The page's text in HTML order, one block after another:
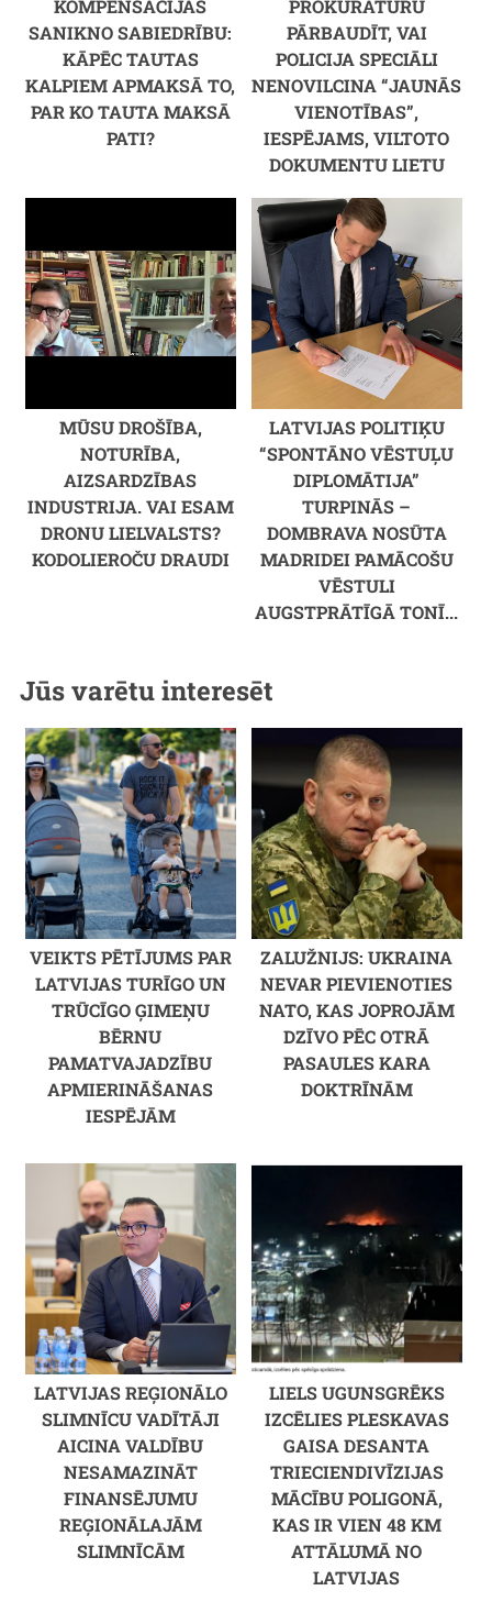
KOMPENSĀCIJAS
SANIKNO SABIEDRĪBU:
KĀPĒC TAUTAS
KALPIEM APMAKSĀ TO,
PAR KO TAUTA MAKSĀ
PATI?
PROKURATŪRU
PĀRBAUDĪT, VAI
POLICIJA SPECIĀLI
NENOVILCINA “JAUNĀS
VIENOTĪBAS”,
IESPĒJAMS, VILTOTO
DOKUMENTU LIETU
MŪSU DROŠĪBA,
NOTURĪBA,
AIZSARDZĪBAS
INDUSTRIJA. VAI ESAM
DRONU LIELVALSTS?
KODOLIEROČU DRAUDI
LATVIJAS POLITIĶU
“SPONTĀNO VĒSTUĻU
DIPLOMĀTIJA”
TURPINĀS –
DOMBRAVA NOSŪTA
MADRIDEI PAMĀCOŠU
VĒSTULI
AUGSTPRĀTĪGĀ TONĪ...
Jūs varētu interesēt
VEIKTS PĒTĪJUMS PAR
LATVIJAS TURĪGO UN
TRŪCĪGO ĢIMEŅU
BĒRNU
PAMATVAJADZĪBU
APMIERINĀŠANAS
IESPĒJĀM
ZALUŽNIJS: UKRAINA
NEVAR PIEVIENOTIES
NATO, KAS JOPROJĀM
DZĪVO PĒC OTRĀ
PASAULES KARA
DOKTRĪNĀM
LATVIJAS REĢIONĀLO
SLIMNĪCU VADĪTĀJI
AICINA VALDĪBU
NESAMAZINĀT
FINANSĒJUMU
REĢIONĀLAJĀM
SLIMNĪCĀM
LIELS UGUNSGRĒKS
IZCĒLIES PLESKAVAS
GAISA DESANTA
TRIECIENDIVĪZIJAS
MĀCĪBU POLIGONĀ,
KAS IR VIEN 48 KM
ATTĀLUMĀ NO
LATVIJAS